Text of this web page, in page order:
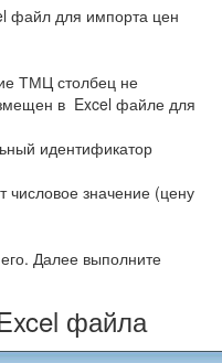
файл для импорта цен
ТМЦ столбец не
в Excel файле для
идентификатор
числовое значение (цену
Далее выполните
файла